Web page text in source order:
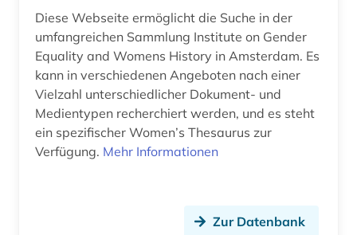
wohnkultur (1)
wörterbuch (3)
zeitschrift (1)
zeitschriftenaufsatz (1)
Diese Webseite ermöglicht die Suche in der
umfangreichen Sammlung Institute on Gender
Equality and Womens History in Amsterdam. Es
kann in verschiedenen Angeboten nach einer
Vielzahl unterschiedlicher Dokument- und
Medientypen recherchiert werden, und es steht
ein spezifischer Women’s Thesaurus zur
Verfügung. Mehr Informationen
Zur Datenbank